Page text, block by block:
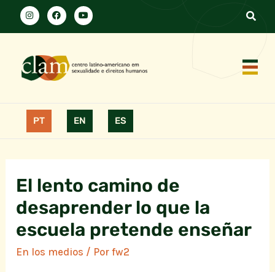
PT EN ES
El lento camino de
desaprender lo que la
escuela pretende enseñar
En los medios / Porfw2